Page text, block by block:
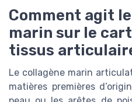
Comment agit
marin sur le
tissus
Le collagène marin
matières premières